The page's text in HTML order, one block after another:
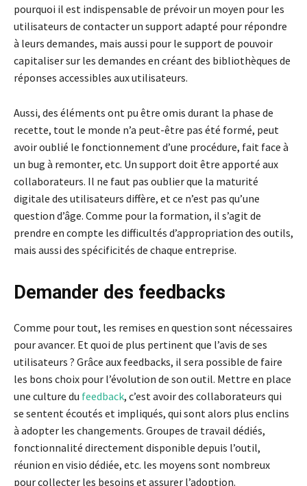
pourquoi il est indispensable de prévoir un moyen pour les
utilisateurs de contacter un support adapté pour répondre
à leurs demandes, mais aussi pour le support de pouvoir
capitaliser sur les demandes en créant des bibliothèques de
réponses accessibles aux utilisateurs.
Aussi, des éléments ont pu être omis durant la phase de
recette, tout le monde n’a peut-être pas été formé, peut
avoir oublié le fonctionnement d’une procédure, fait face à
un bug à remonter, etc. Un support doit être apporté aux
collaborateurs. Il ne faut pas oublier que la maturité
digitale des utilisateurs diffère, et ce n’est pas qu’une
question d’âge. Comme pour la formation, il s’agit de
prendre en compte les difficultés d’appropriation des outils,
mais aussi des spécificités de chaque entreprise.
Demander des feedbacks
Comme pour tout, les remises en question sont nécessaires
pour avancer. Et quoi de plus pertinent que l’avis de ses
utilisateurs ? Grâce aux feedbacks, il sera possible de faire
les bons choix pour l’évolution de son outil. Mettre en place
une culture du feedback, c’est avoir des collaborateurs qui
se sentent écoutés et impliqués, qui sont alors plus enclins
à adopter les changements. Groupes de travail dédiés,
fonctionnalité directement disponible depuis l’outil,
réunion en visio dédiée, etc. les moyens sont nombreux
pour collecter les besoins et assurer l’adoption.